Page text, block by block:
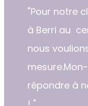
"​​Pour notre
à Berri au
nous
répondre à